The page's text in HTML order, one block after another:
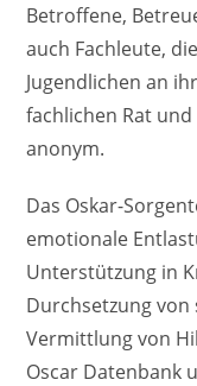
Betroffene,
auch Fachleute,
Jugendlichen an
fachlichen Rat
anonym.
Das Oskar-
emotionale
Unterstützung in
Durchsetzung
Vermittlung von
Oscar Datenbank